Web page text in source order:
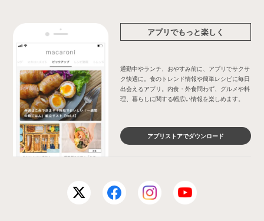
アプリでもっと楽しく
通勤中やランチ、おやすみ前に、アプリでサクサ
ク快適に。食のトレンド情報や簡単レシピに毎日
出会えるアプリ。内食・外食問わず、グルメや料
理、暮らしに関する幅広い情報を楽しめます。
アプリストアでダウンロード